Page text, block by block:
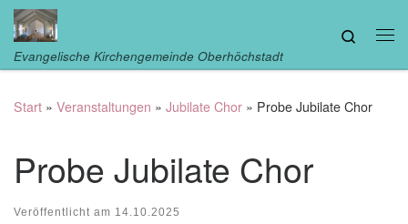
Zum Inhalt springen
Evangelische Kirchengemeinde Oberhöchstadt
Search
Start » Veranstaltungen » Jubilate Chor » Probe Jubilate Chor
Probe Jubilate Chor
Veröffentlicht am 14.10.2025